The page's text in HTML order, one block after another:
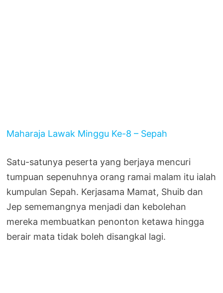
Maharaja Lawak Minggu Ke-8 – Sepah
Satu-satunya peserta yang berjaya mencuri
tumpuan sepenuhnya orang ramai malam itu ialah
kumpulan Sepah. Kerjasama Mamat, Shuib dan
Jep sememangnya menjadi dan kebolehan
mereka membuatkan penonton ketawa hingga
berair mata tidak boleh disangkal lagi.